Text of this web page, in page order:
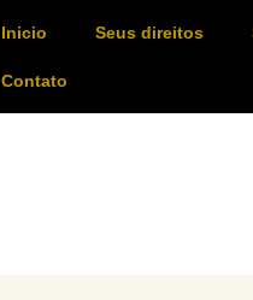
Inicio Seus direitos
Contato